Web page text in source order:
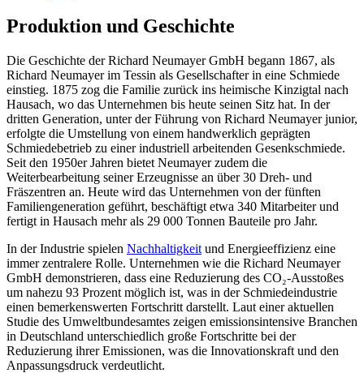
Produktion und Geschichte
Die Geschichte der Richard Neumayer GmbH begann 1867, als
Richard Neumayer im Tessin als Gesellschafter in eine Schmiede
einstieg. 1875 zog die Familie zurück ins heimische Kinzigtal nach
Hausach, wo das Unternehmen bis heute seinen Sitz hat. In der
dritten Generation, unter der Führung von Richard Neumayer junior,
erfolgte die Umstellung von einem handwerklich geprägten
Schmiedebetrieb zu einer industriell arbeitenden Gesenkschmiede.
Seit den 1950er Jahren bietet Neumayer zudem die
Weiterbearbeitung seiner Erzeugnisse an über 30 Dreh- und
Fräszentren an. Heute wird das Unternehmen von der fünften
Familiengeneration geführt, beschäftigt etwa 340 Mitarbeiter und
fertigt in Hausach mehr als 29 000 Tonnen Bauteile pro Jahr.
In der Industrie spielen Nachhaltigkeit und Energieeffizienz eine
immer zentralere Rolle. Unternehmen wie die Richard Neumayer
GmbH demonstrieren, dass eine Reduzierung des CO₂-Ausstoßes
um nahezu 93 Prozent möglich ist, was in der Schmiedeindustrie
einen bemerkenswerten Fortschritt darstellt. Laut einer aktuellen
Studie des Umweltbundesamtes zeigen emissionsintensive Branchen
in Deutschland unterschiedlich große Fortschritte bei der
Reduzierung ihrer Emissionen, was die Innovationskraft und den
Anpassungsdruck verdeutlicht.